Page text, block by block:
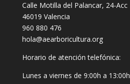
Calle Motilla del Palancar, 24-Acc
46019 Valencia
960 880 476
hola@aearboricultura.org
Horario de atención telefónica:
Lunes a viernes de 9:00h a 13:00h